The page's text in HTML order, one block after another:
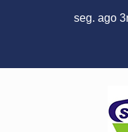
seg. ago